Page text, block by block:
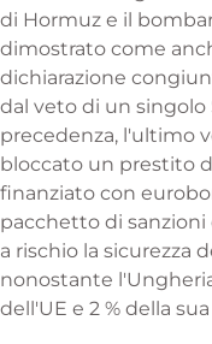
di Hormuz e il
dimostrato come
dichiarazione
dal veto di un
precedenza, l'ultimo
bloccato un prestito
finanziato con
pacchetto di sanzioni
a rischio la sicurezza
nonostante
dell'UE e 2 % della